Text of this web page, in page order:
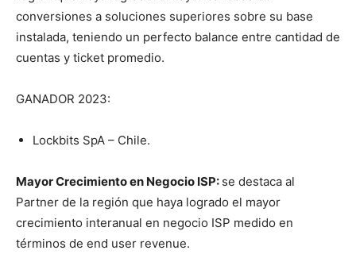
conversiones a soluciones superiores sobre su base
instalada, teniendo un perfecto balance entre cantidad de
cuentas y ticket promedio.
GANADOR 2023:
Lockbits SpA – Chile.
Mayor Crecimiento en Negocio ISP: se destaca al
Partner de la región que haya logrado el mayor
crecimiento interanual en negocio ISP medido en
términos de end user revenue.